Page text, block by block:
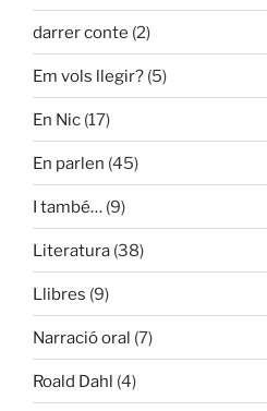
darrer conte (2)
Em vols llegir? (5)
En Nic (17)
En parlen (45)
I també… (9)
Literatura (38)
Llibres (9)
Narració oral (7)
Roald Dahl (4)